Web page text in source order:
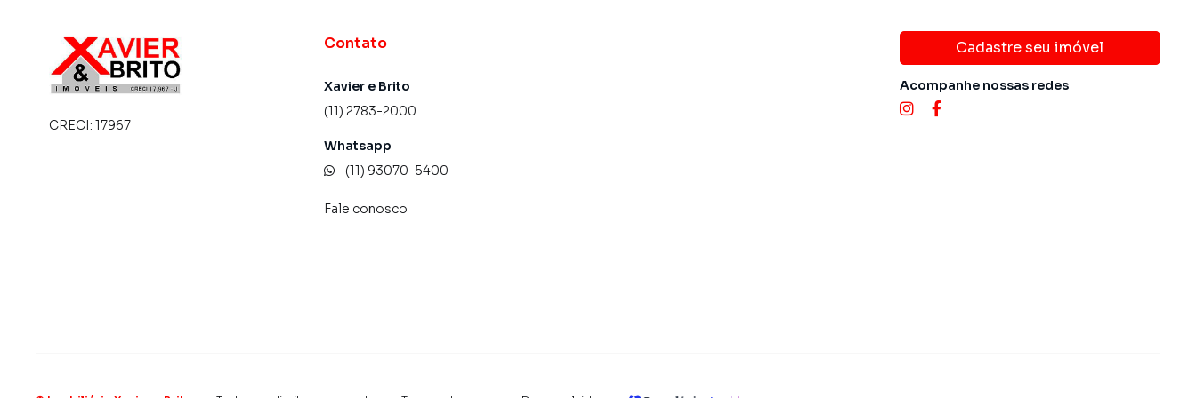
CRECI: 17967
Contato
Xavier e Brito
(11) 2783-2000
Whatsapp
(11) 93070-5400
Fale conosco
Cadastre seu imóvel
Acompanhe nossas redes